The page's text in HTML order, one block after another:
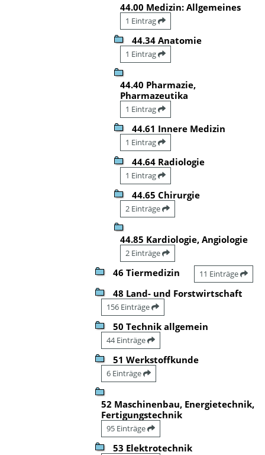
44.00 Medizin: Allgemeines
1 Eintrag
44.34 Anatomie
1 Eintrag
44.40 Pharmazie,
Pharmazeutika
1 Eintrag
44.61 Innere Medizin
1 Eintrag
44.64 Radiologie
1 Eintrag
44.65 Chirurgie
2 Einträge
44.85 Kardiologie, Angiologie
2 Einträge
46 Tiermedizin 11 Einträge
48 Land- und Forstwirtschaft
156 Einträge
50 Technik allgemein
44 Einträge
51 Werkstoffkunde
6 Einträge
52 Maschinenbau, Energietechnik,
Fertigungstechnik
95 Einträge
53 Elektrotechnik